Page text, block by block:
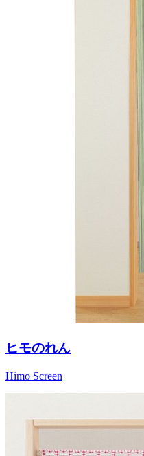
ヒモのれん
Himo Screen